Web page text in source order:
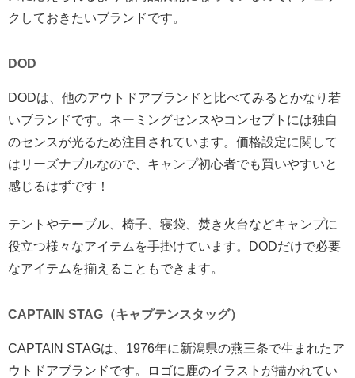
クしておきたいブランドです。
DOD
DODは、他のアウトドアブランドと比べてみるとかなり若
いブランドです。ネーミングセンスやコンセプトには独自
のセンスが光るため注目されています。価格設定に関して
はリーズナブルなので、キャンプ初心者でも買いやすいと
感じるはずです！
テントやテーブル、椅子、寝袋、焚き火台などキャンプに
役立つ様々なアイテムを手掛けています。DODだけで必要
なアイテムを揃えることもできます。
CAPTAIN STAG（キャプテンスタッグ）
CAPTAIN STAGは、1976年に新潟県の燕三条で生まれたア
ウトドアブランドです。ロゴに鹿のイラストが描かれてい